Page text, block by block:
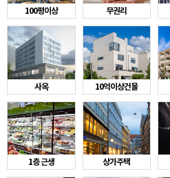
100평이상 무권리
사옥 10억이상건물
1층 근생 상가주택